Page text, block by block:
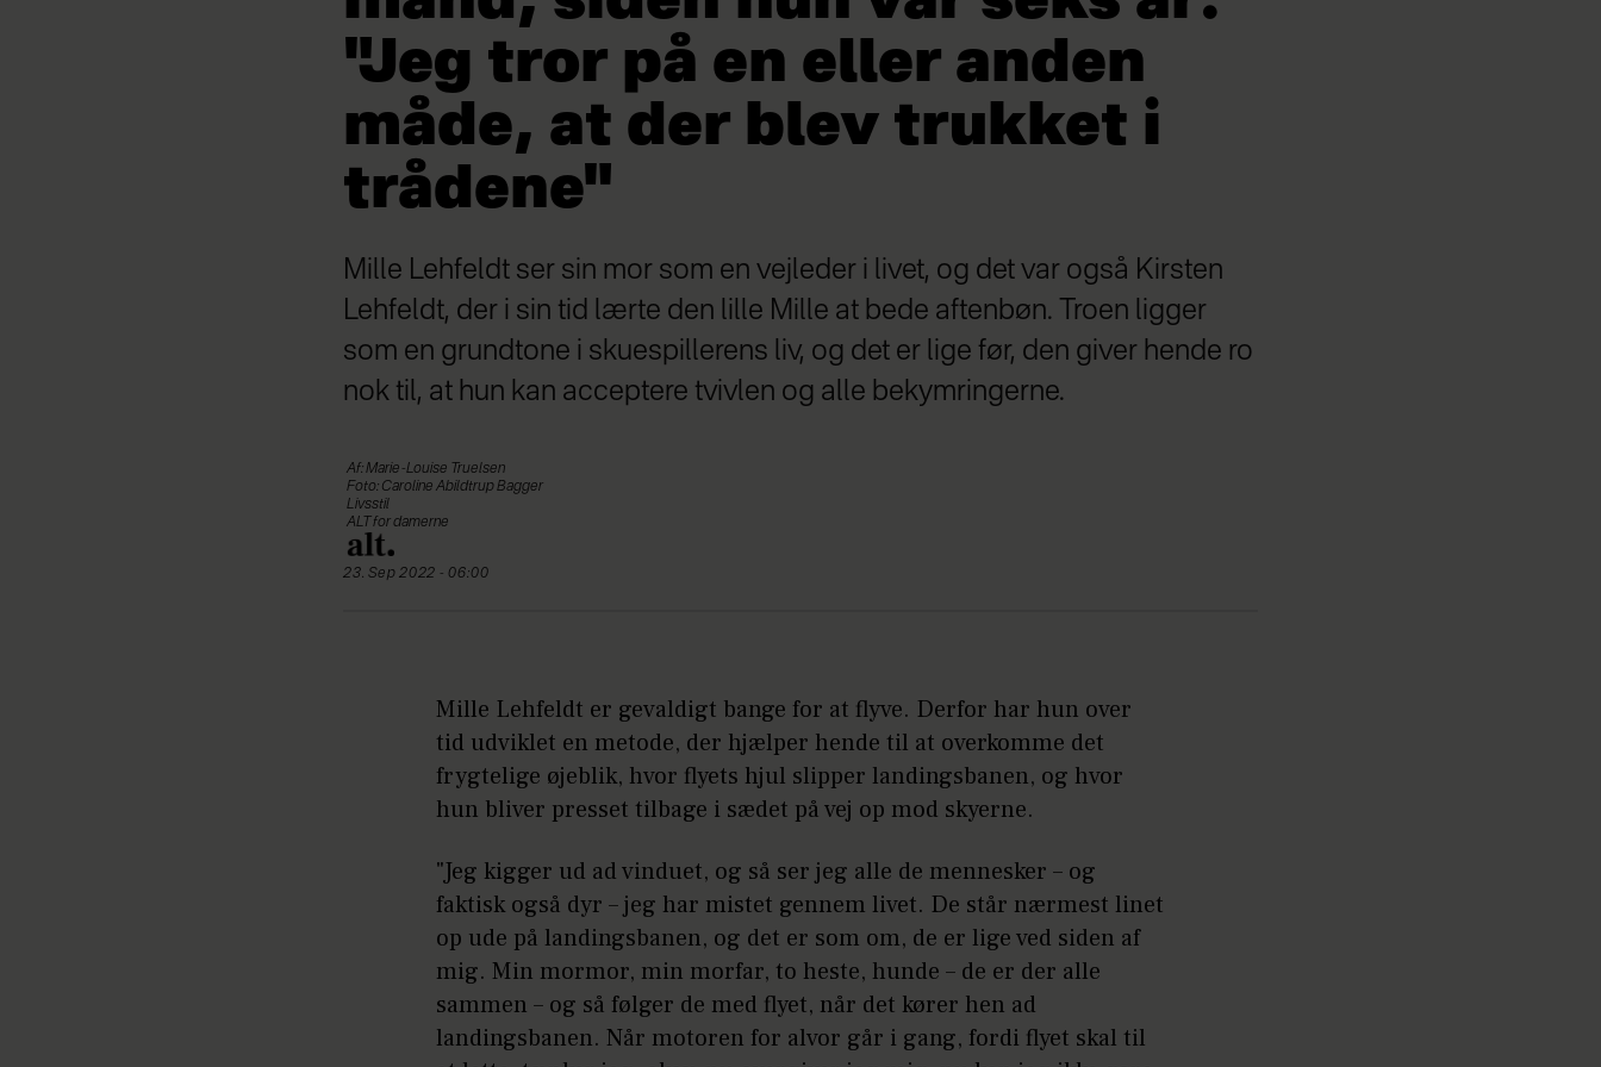
"Jeg tror på en eller anden
måde, at der blev trukket i
trådene"
Mille Lehfeldt ser sin mor som en vejleder i livet, og det var også Kirsten
Lehfeldt, der i sin tid lærte den lille Mille at bede aftenbøn. Troen ligger
som en grundtone i skuespillerens liv, og det er lige før, den giver hende ro
nok til, at hun kan acceptere tvivlen og alle bekymringerne.
Af: Marie-Louise Truelsen
Foto: Caroline Abildtrup Bagger
Livsstil
ALT for damerne
23. Sep 2022 - 06:00
Mille Lehfeldt er gevaldigt bange for at flyve. Derfor har hun over
tid udviklet en metode, der hjælper hende til at overkomme det
frygtelige øjeblik, hvor flyets hjul slipper landingsbanen, og hvor
hun bliver presset tilbage i sædet på vej op mod skyerne.
"Jeg kigger ud ad vinduet, og så ser jeg alle de mennesker – og
faktisk også dyr – jeg har mistet gennem livet. De står nærmest linet
op ude på landingsbanen, og det er som om, de er lige ved siden af
mig. Min mormor, min morfar, to heste, hunde – de er der alle
sammen – og så følger de med flyet, når det kører hen ad
landingsbanen. Når motoren for alvor går i gang, fordi flyet skal til